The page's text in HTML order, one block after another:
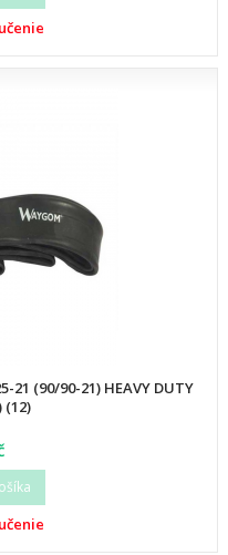
21 (90/90-21) HEAVY DUTY
(12)